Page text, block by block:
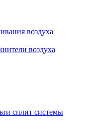
воздуха
воздуха
сплит системы